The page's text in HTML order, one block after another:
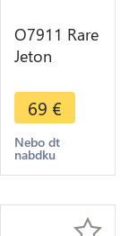
O7911 Rare
Jeton
Phalempin
Cysoing
Wavrin
Commines
69 €
Nebo dt
nabdku